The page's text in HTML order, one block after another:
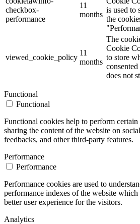
checkbox-
performance
11
months
is used to
the
viewed_cookie_policy
11
months
The
Cookie
to store
does not
Functional
Functional
Functional cookies help to perform
sharing the content of the website on
feedbacks, and other third-party features.
Performance
Performance
Performance cookies are used to
performance indexes of the website
better user experience for the visitors.
Analytics